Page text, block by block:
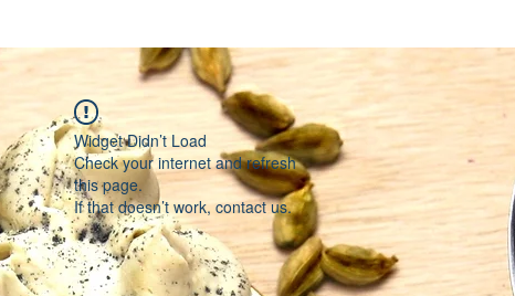
Widget Didn’t Load
Check your internet and refresh
this page.
If that doesn’t work, contact us.